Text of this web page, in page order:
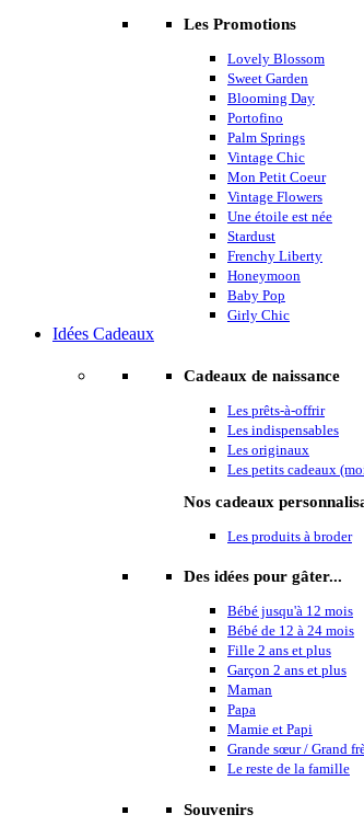
Les Promotions
Lovely Blossom
Sweet Garden
Blooming Day
Portofino
Palm Springs
Vintage Chic
Mon Petit Coeur
Vintage Flowers
Une étoile est née
Stardust
Frenchy Liberty
Honeymoon
Baby Pop
Girly Chic
Idées Cadeaux
Cadeaux de naissance
Les prêts-à-offrir
Les indispensables
Les originaux
Les petits cadeaux
Nos cadeaux
Les produits à broder
Des idées pour gâter...
Bébé jusqu'à 12 mois
Bébé de 12 à 24 mois
Fille 2 ans et plus
Garçon 2 ans et plus
Maman
Papa
Mamie et Papi
Grande sœur / Grand
Le reste de la famille
Souvenirs